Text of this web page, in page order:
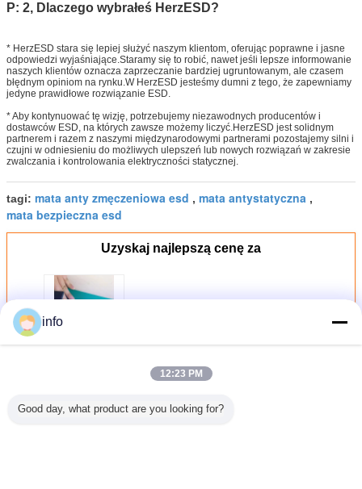
P: 2, Dlaczego wybrałeś HerzESD?
* HerzESD stara się lepiej służyć naszym klientom, oferując poprawne i jasne
odpowiedzi wyjaśniające.Staramy się to robić, nawet jeśli lepsze informowanie
naszych klientów oznacza zaprzeczanie bardziej ugruntowanym, ale czasem
błędnym opiniom na rynku.W HerzESD jesteśmy dumni z tego, że zapewniamy
jedyne prawidłowe rozwiązanie ESD.
* Aby kontynuować tę wizję, potrzebujemy niezawodnych producentów i
dostawców ESD, na których zawsze możemy liczyć.HerzESD jest solidnym
partnerem i razem z naszymi międzynarodowymi partnerami pozostajemy silni i
czujni w odniesieniu do możliwych ulepszeń lub nowych rozwiązań w zakresie
zwalczania i kontrolowania elektryczności statycznej.
tagi: mata anty zmęczeniowa esd , mata antystatyczna ,
mata bezpieczna esd
Uzyskaj najlepszą cenę za
linii roboczej
Kontyntynuj
Mata gumowa ESD
info
12:23 PM
Good day, what product are you looking for?